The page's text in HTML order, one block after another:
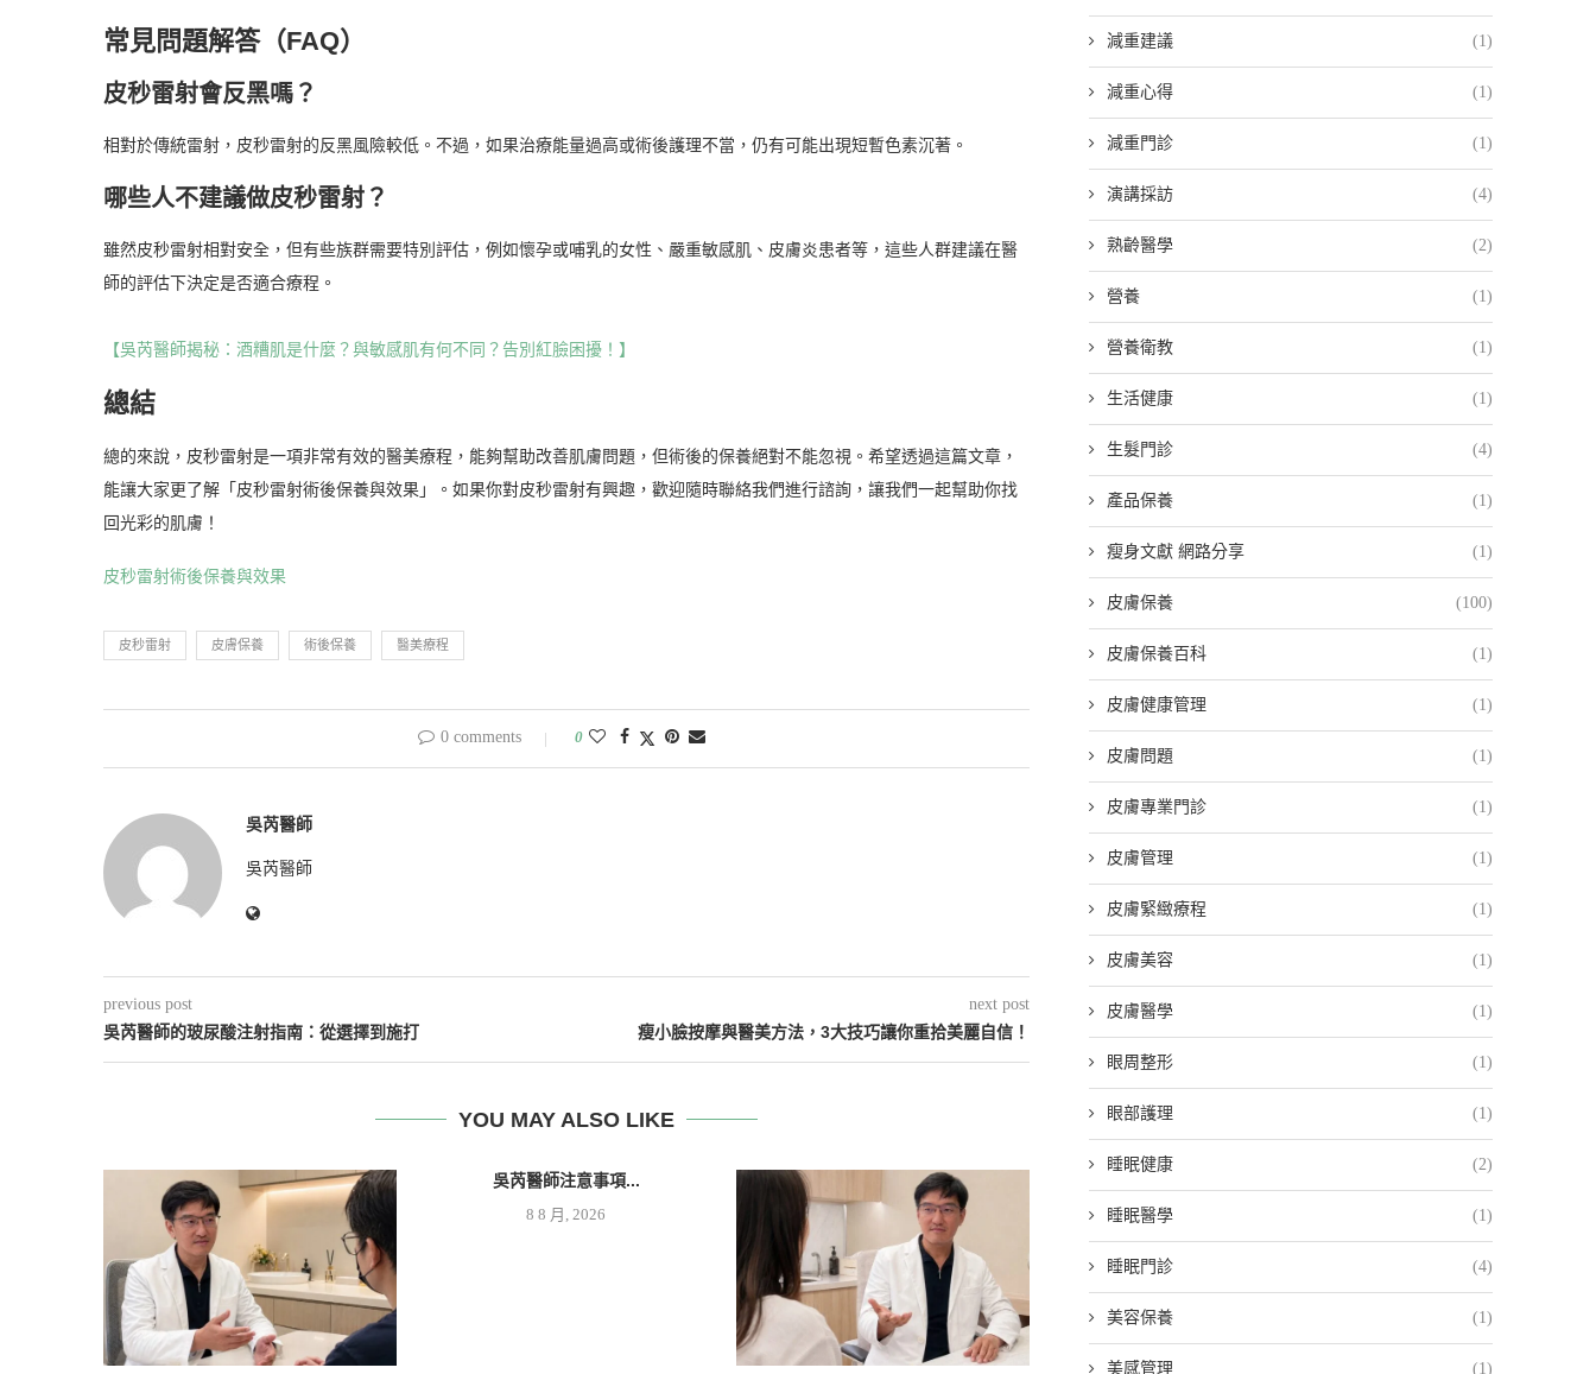
常見問題解答（FAQ）
皮秒雷射會反黑嗎？
相對於傳統雷射，皮秒雷射的反黑風險較低。不過，如果治療能量過高或術後護理不當，仍有可能出現短暫色素沉著。
哪些人不建議做皮秒雷射？
雖然皮秒雷射相對安全，但有些族群需要特別評估，例如懷孕或哺乳的女性、嚴重敏感肌、皮膚炎患者等，這些人群建議在醫
師的評估下決定是否適合療程。
【吳芮醫師揭秘：酒糟肌是什麼？與敏感肌有何不同？告別紅臉困擾！】
總結
總的來說，皮秒雷射是一項非常有效的醫美療程，能夠幫助改善肌膚問題，但術後的保養絕對不能忽視。希望透過這篇文章，
能讓大家更了解「皮秒雷射術後保養與效果」。如果你對皮秒雷射有興趣，歡迎隨時聯絡我們進行諮詢，讓我們一起幫助你找
回光彩的肌膚！
皮秒雷射術後保養與效果
皮秒雷射 皮膚保養 術後保養 醫美療程
0 comments 0
吳芮醫師
吳芮醫師
previous post
吳芮醫師的玻尿酸注射指南：從選擇到施打
next post
瘦小臉按摩與醫美方法，3大技巧讓你重拾美麗自信！
YOU MAY ALSO LIKE
吳芮醫師注意事項...
8 8 月, 2026
減重建議 (1)
減重心得 (1)
減重門診 (1)
演講採訪 (4)
熟齡醫學 (2)
營養 (1)
營養衛教 (1)
生活健康 (1)
生髮門診 (4)
產品保養 (1)
瘦身文獻 網路分享 (1)
皮膚保養 (100)
皮膚保養百科 (1)
皮膚健康管理 (1)
皮膚問題 (1)
皮膚專業門診 (1)
皮膚管理 (1)
皮膚緊緻療程 (1)
皮膚美容 (1)
皮膚醫學 (1)
眼周整形 (1)
眼部護理 (1)
睡眠健康 (2)
睡眠醫學 (1)
睡眠門診 (4)
美容保養 (1)
美感管理 (1)